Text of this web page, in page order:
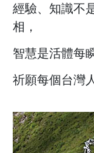
經驗、知識不
相，
智慧是活體每
祈願每個台灣